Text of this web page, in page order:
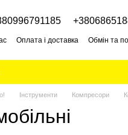
Оплата і доставка Обмін та
Інструменти Компресори